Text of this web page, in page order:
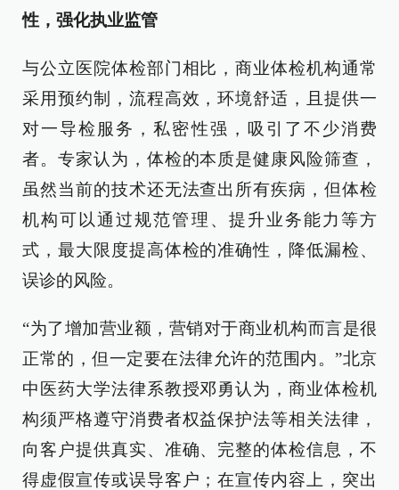
性，强化执业监管
与公立医院体检部门相比，商业体检机构通常
采用预约制，流程高效，环境舒适，且提供一
对一导检服务，私密性强，吸引了不少消费
者。专家认为，体检的本质是健康风险筛查，
虽然当前的技术还无法查出所有疾病，但体检
机构可以通过规范管理、提升业务能力等方
式，最大限度提高体检的准确性，降低漏检、
误诊的风险。
“为了增加营业额，营销对于商业机构而言是很
正常的，但一定要在法律允许的范围内。”北京
中医药大学法律系教授邓勇认为，商业体检机
构须严格遵守消费者权益保护法等相关法律，
向客户提供真实、准确、完整的体检信息，不
得虚假宣传或误导客户；在宣传内容上，突出